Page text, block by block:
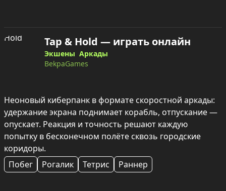
Tap & Hold — играть онлайн
Экшены Аркады
BekpaGames
Неоновый киберпанк в формате скоростной аркады:
удержание экрана поднимает корабль, отпускание —
опускает. Реакция и точность решают каждую
попытку в бесконечном полёте сквозь городские
коридоры.
Побег
Рогалик Тетрис Раннер